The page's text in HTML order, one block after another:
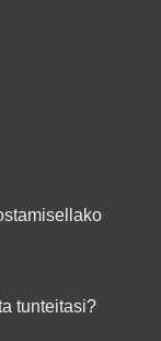
tunteitasi?